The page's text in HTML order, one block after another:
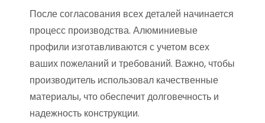
После согласования всех деталей начинается
процесс производства. Алюминиевые
профили изготавливаются с учетом всех
ваших пожеланий и требований. Важно, чтобы
производитель использовал качественные
материалы, что обеспечит долговечность и
надежность конструкции.